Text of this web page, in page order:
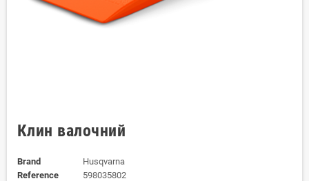
Клин валочний
Brand
Husqvarna
Reference
598035802